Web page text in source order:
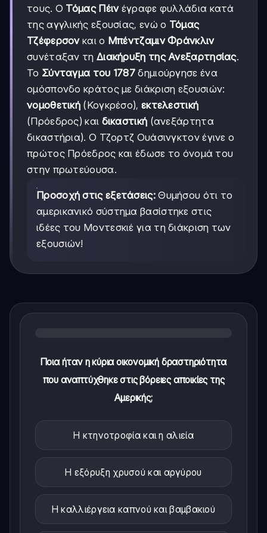
τους. Ο Τόμας Πέινέγραφε φυλλάδια κατά
της αγγλικής εξουσίας, ενώ ο Τόμας
Τζέφερσονκαι ο Μπέντζαμιν Φράνκλιν
συνέταξαν τη Διακήρυξη της Ανεξαρτησίας.
Το Σύνταγμα του 1787 δημιούργησε ένα
ομόσπονδο κράτος με διάκριση εξουσιών:
νομοθετική (Κογκρέσο), εκτελεστική
(Πρόεδρος) και δικαστική (ανεξάρτητα
δικαστήρια). Ο Τζορτζ Ουάσινγκτον έγινε ο
πρώτος Πρόεδρος και έδωσε το όνομά του
στην πρωτεύουσα.
Προσοχή στις εξετάσεις:Θυμήσου ότι το
αμερικανικό σύστημα βασίστηκε στις
ιδέες του Μοντεσκιέ για τη διάκριση των
εξουσιών!
Ποια ήταν η κύρια οικονομική δραστηριότητα
που αναπτύχθηκε στις βόρειες αποικίες της
Αμερικής;
Η κτηνοτροφία και η αλιεία
Η εξόρυξη χρυσού και αργύρου
Η καλλιέργεια καπνού και βαμβακιού